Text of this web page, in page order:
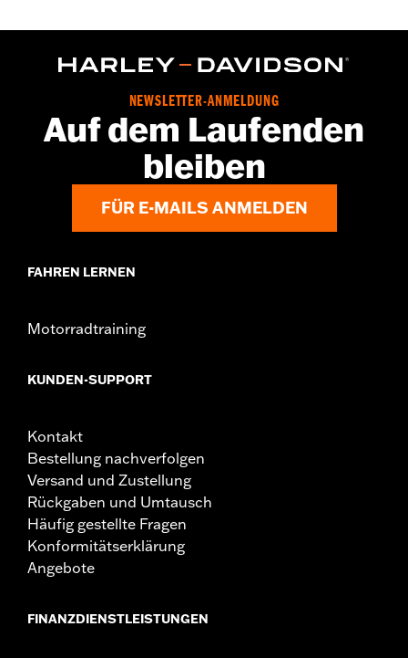
NEWSLETTER-ANMELDUNG
Auf dem Laufenden
bleiben
FÜR E-MAILS ANMELDEN
FAHREN LERNEN
Motorradtraining
KUNDEN-SUPPORT
Kontakt
Bestellung nachverfolgen
Versand und Zustellung
Rückgaben und Umtausch
Häufig gestellte Fragen
Konformitätserklärung
Angebote
FINANZDIENSTLEISTUNGEN